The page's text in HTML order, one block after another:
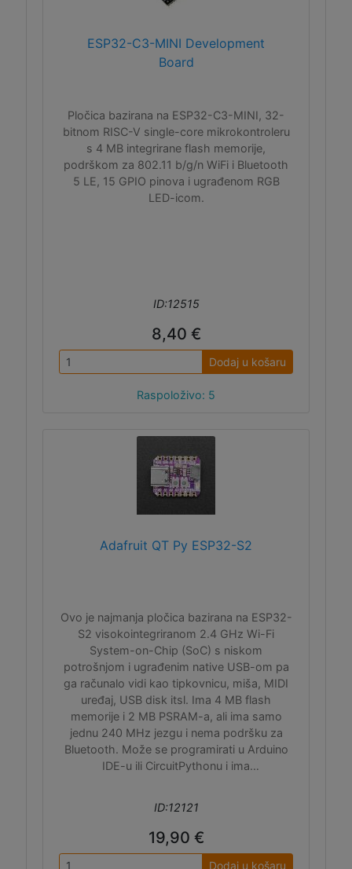
ESP32-C3-MINI Development
Board
Pločica bazirana na ESP32-C3-MINI, 32-
bitnom RISC-V single-core mikrokontroleru
s 4 MB integrirane flash memorije,
podrškom za 802.11 b/g/n WiFi i Bluetooth
5 LE, 15 GPIO pinova i ugrađenom RGB
LED-icom.
ID:12515
8,40 €
Dodaj u košaru
Raspoloživo: 5
Adafruit QT Py ESP32-S2
Ovo je najmanja pločica bazirana na ESP32-
S2 visokointegriranom 2.4 GHz Wi-Fi
System-on-Chip (SoC) s niskom
potrošnjom i ugrađenim native USB-om pa
ga računalo vidi kao tipkovnicu, miša, MIDI
uređaj, USB disk itsl. Ima 4 MB flash
memorije i 2 MB PSRAM-a, ali ima samo
jednu 240 MHz jezgu i nema podršku za
Bluetooth. Može se programirati u Arduino
IDE-u ili CircuitPythonu i ima
ID:12121
19,90 €
Dodaj u košaru